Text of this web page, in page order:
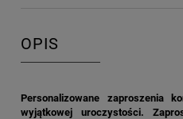
OPIS
Personalizowane zaproszenia
wyjątkowej uroczystości.